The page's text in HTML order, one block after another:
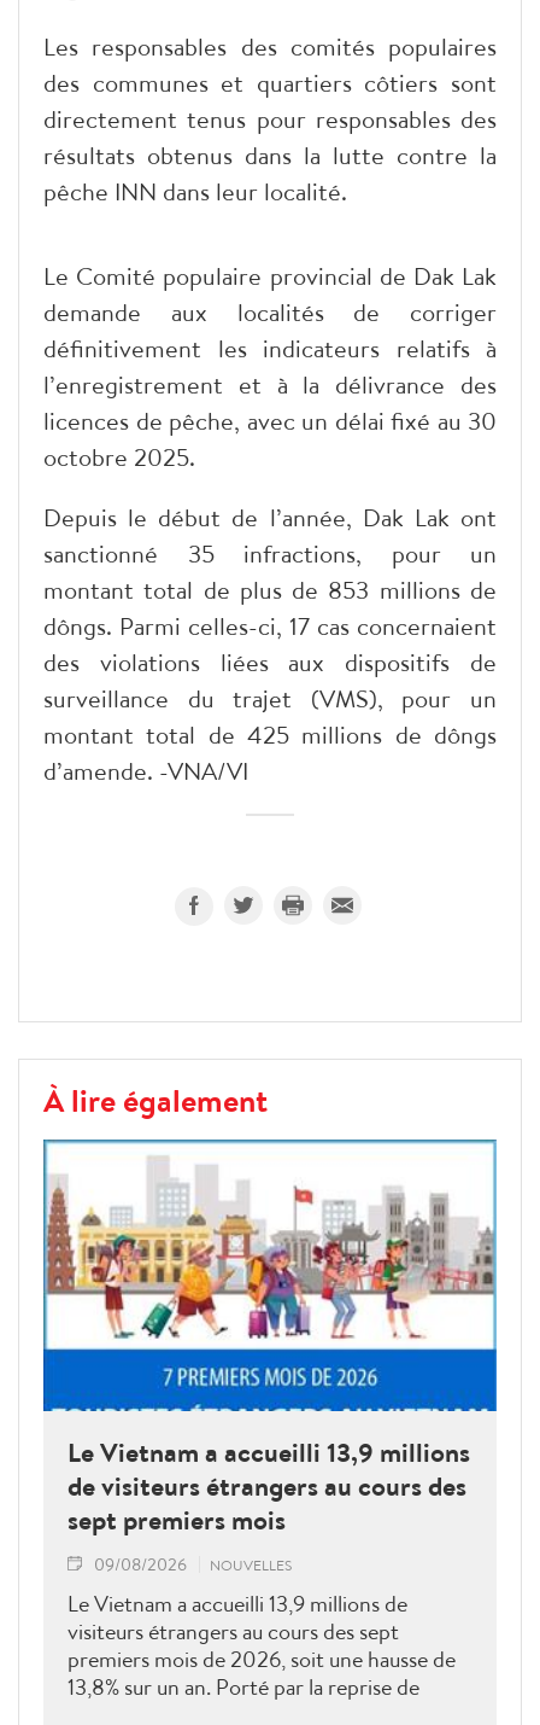
Les responsables des comités populaires
des communes et quartiers côtiers sont
directement tenus pour responsables des
résultats obtenus dans la lutte contre la
pêche INN dans leur localité.
Le Comité populaire provincial de Dak Lak
demande aux localités de corriger
définitivement les indicateurs relatifs à
l’enregistrement et à la délivrance des
licences de pêche, avec un délai fixé au 30
octobre 2025.
Depuis le début de l’année, Dak Lak ont
sanctionné 35 infractions, pour un
montant total de plus de 853 millions de
dôngs. Parmi celles-ci, 17 cas concernaient
des violations liées aux dispositifs de
surveillance du trajet (VMS), pour un
montant total de 425 millions de dôngs
d’amende. -VNA/VI
À lire également
Le Vietnam a accueilli 13,9 millions
de visiteurs étrangers au cours des
sept premiers mois
09/08/2026 NOUVELLES
Le Vietnam a accueilli 13,9 millions de
visiteurs étrangers au cours des sept
premiers mois de 2026, soit une hausse de
13,8% sur un an. Porté par la reprise de